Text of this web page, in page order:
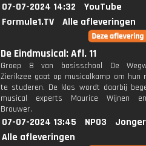
07-07-2024 14:32
YouTube
Formule1.TV
Alle afleveringen
De Eindmusical: Afl. 11
Groep 8 van basisschool De
Zierikzee gaat op musicalkamp om hun
te studeren. De klas wordt daarbij
musical experts Maurice Wijnen
Brouwer.
07-07-2024 13:45 NPO3
Alle afleveringen